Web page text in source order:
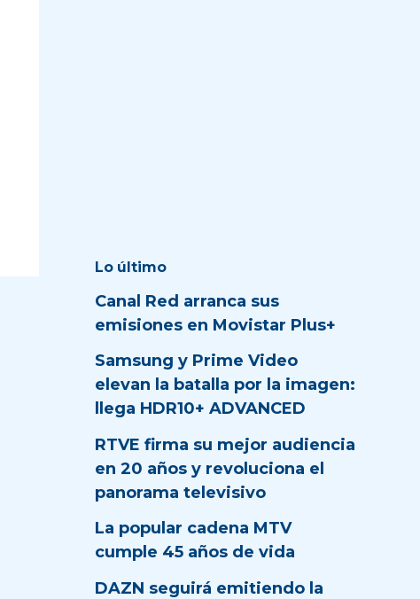
Lo último
Canal Red arranca sus
emisiones en Movistar Plus+
Samsung y Prime Video
elevan la batalla por la imagen:
llega HDR10+ ADVANCED
RTVE firma su mejor audiencia
en 20 años y revoluciona el
panorama televisivo
La popular cadena MTV
cumple 45 años de vida
DAZN seguirá emitiendo la